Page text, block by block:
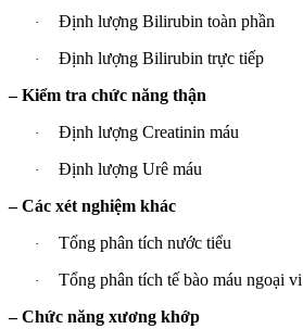
· Định lượng Bilirubin toàn phần
·
Định lượng Bilirubin trực tiếp
– Kiểm tra chức năng thận
· Định lượng Creatinin máu
·
Định lượng Urê máu
– Các xét nghiệm khác
· Tổng phân tích nước tiểu
·
Tổng phân tích tế bào máu ngoại vi
– Chức năng xương khớp